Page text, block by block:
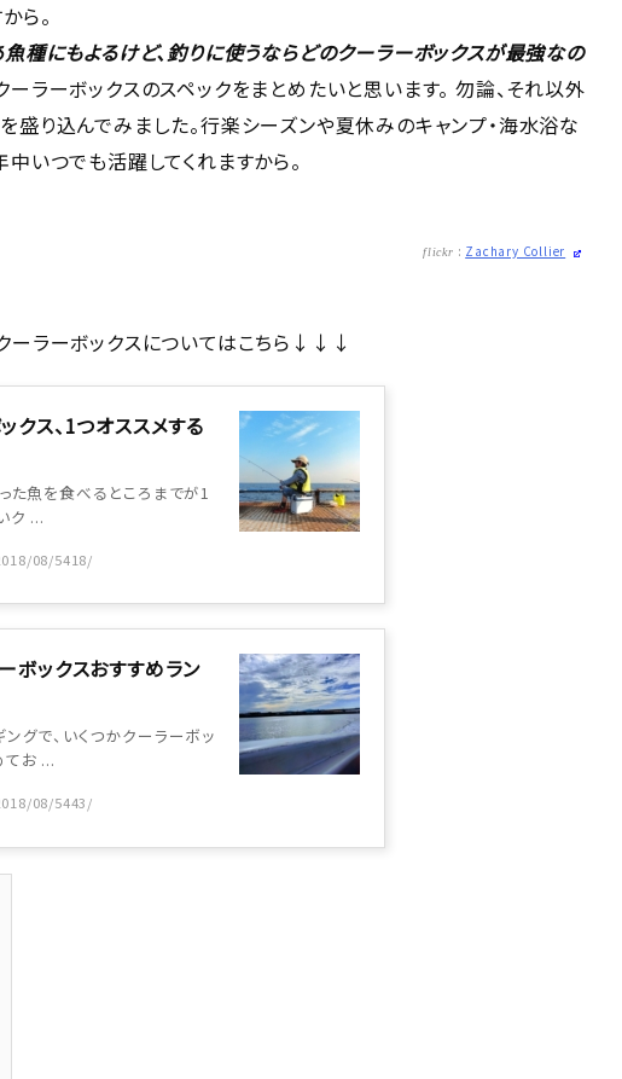
ら。
魚種にもよるけど、釣りに使うならどのクーラーボックスが最強なの
ラーボックスのスペックをまとめたいと思います。 勿論、それ以外
盛り込んでみました。行楽シーズンや夏休みのキャンプ・海水浴な
いつでも活躍してくれますから。
flickr : Zachary Collier
ーラーボックスについてはこちら↓↓↓
クス、1つオススメする
た魚を食べるところまでが1
ク ...
08/5418/
ボックスおすすめラン
グで、いくつかクーラーボッ
てお ...
08/5443/